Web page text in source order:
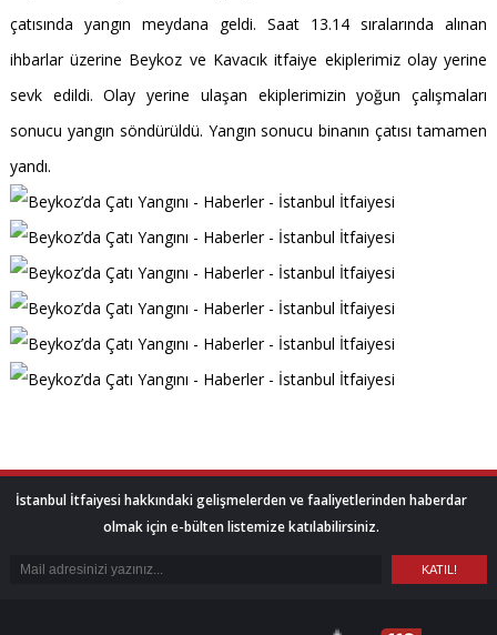
çatısında yangın meydana geldi. Saat 13.14 sıralarında alınan
ihbarlar üzerine Beykoz ve Kavacık itfaiye ekiplerimiz olay yerine
sevk edildi. Olay yerine ulaşan ekiplerimizin yoğun çalışmaları
sonucu yangın söndürüldü. Yangın sonucu binanın çatısı tamamen
yandı.
İstanbul İtfaiyesi hakkındaki gelişmelerden ve faaliyetlerinden haberdar
olmak için e-bülten listemize katılabilirsiniz.